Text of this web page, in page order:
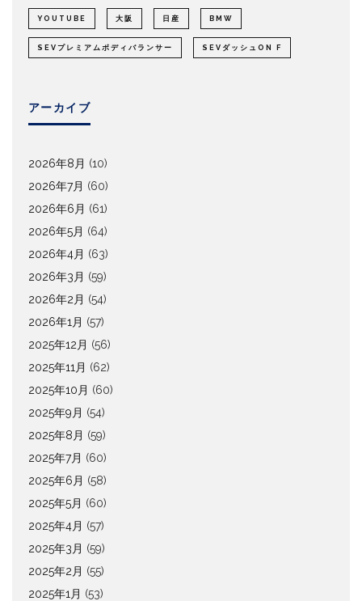
YOUTUBE 大阪 日産 BMW
SEVプレミアムボディバランサー SEVダッシュON F
アーカイブ
2026年8月 (10)
2026年7月 (60)
2026年6月 (61)
2026年5月 (64)
2026年4月 (63)
2026年3月 (59)
2026年2月 (54)
2026年1月 (57)
2025年12月 (56)
2025年11月 (62)
2025年10月 (60)
2025年9月 (54)
2025年8月 (59)
2025年7月 (60)
2025年6月 (58)
2025年5月 (60)
2025年4月 (57)
2025年3月 (59)
2025年2月 (55)
2025年1月 (53)